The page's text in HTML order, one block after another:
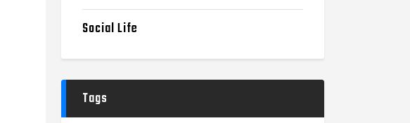
Social Life
Tags